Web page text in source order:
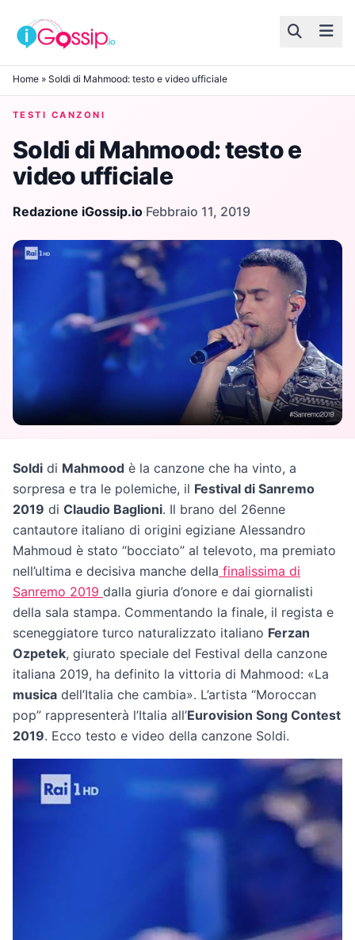
Skip to content
Home » Soldi di Mahmood: testo e video ufficiale
TESTI CANZONI
Soldi di Mahmood: testo e
video ufficiale
Redazione iGossip.io·Febbraio 11, 2019
Soldi di Mahmood è la canzone che ha vinto, a
sorpresa e tra le polemiche, il Festival di Sanremo
2019 di Claudio Baglioni. Il brano del 26enne
cantautore italiano di origini egiziane Alessandro
Mahmoud è stato “bocciato” al televoto, ma premiato
nell’ultima e decisiva manche della finalissima di
Sanremo 2019 dalla giuria d’onore e dai giornalisti
della sala stampa. Commentando la finale, il regista e
sceneggiatore turco naturalizzato italiano Ferzan
Ozpetek, giurato speciale del Festival della canzone
italiana 2019, ha definito la vittoria di Mahmood: «La
musica dell’Italia che cambia». L’artista “Moroccan
pop” rappresenterà l’Italia all’Eurovision Song Contest
2019. Ecco testo e video della canzone Soldi.